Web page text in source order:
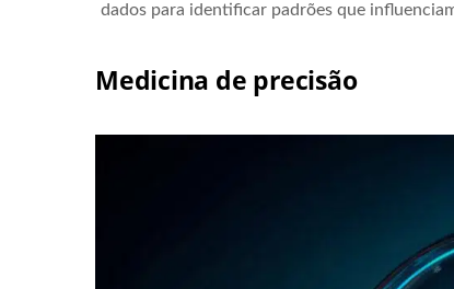
dados para identificar padrões que
Medicina de precisão